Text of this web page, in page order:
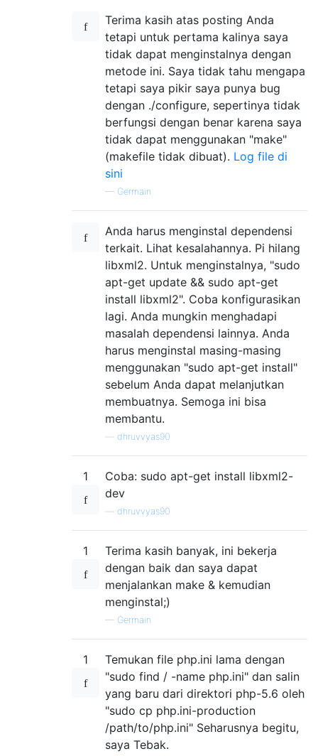
Terima kasih atas posting Anda
tetapi untuk pertama kalinya saya
tidak dapat menginstalnya dengan
metode ini. Saya tidak tahu mengapa
tetapi saya pikir saya punya bug
dengan ./configure, sepertinya tidak
berfungsi dengan benar karena saya
tidak dapat menggunakan "make"
(makefile tidak dibuat). Log file di
sini
— Germain
Anda harus menginstal dependensi
terkait. Lihat kesalahannya. Pi hilang
libxml2. Untuk menginstalnya, "sudo
apt-get update && sudo apt-get
install libxml2". Coba konfigurasikan
lagi. Anda mungkin menghadapi
masalah dependensi lainnya. Anda
harus menginstal masing-masing
menggunakan "sudo apt-get install"
sebelum Anda dapat melanjutkan
membuatnya. Semoga ini bisa
membantu.
dhruvvyas90
1
Coba: sudo apt-get install libxml2-
dev
dhruvvyas90
1
Terima kasih banyak, ini bekerja
dengan baik dan saya dapat
menjalankan make & kemudian
menginstal;)
— Germain
1
Temukan file php.ini lama dengan
"sudo find / -name php.ini" dan salin
yang baru dari direktori php-5.6 oleh
"sudo cp php.ini-production
/path/to/php.ini" Seharusnya begitu,
saya Tebak.